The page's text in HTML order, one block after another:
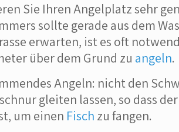
Sie Ihren Angelplatz sehr
sollte gerade aus dem
erwarten, ist es oft
über dem Grund zu angeln.
Angeln: nicht den
gleiten lassen, so dass
um einen Fisch zu fangen.